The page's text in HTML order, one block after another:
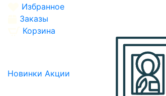
Избранное
Заказы
Корзина
Новинки Акции